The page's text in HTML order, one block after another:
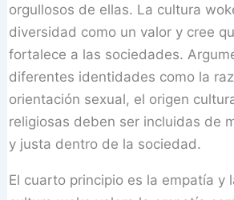
orgullosos de ellas. La cultura
diversidad como un valor y cree
fortalece a las sociedades.
diferentes identidades como la
orientación sexual, el origen
religiosas deben ser incluidas de
y justa dentro de la sociedad.
El cuarto principio es la empatía y